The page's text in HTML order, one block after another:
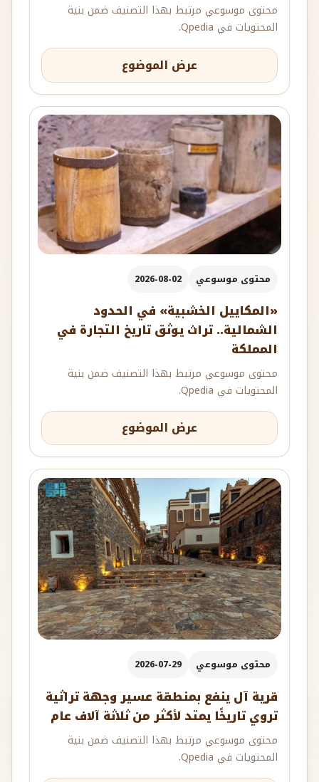
محتوى موسوعي مرتبط بهذا التصنيف ضمن بنية
المحتويات في Qpedia.
عرض الموضوع
محتوى موسوعي 2026-08-02
«المكاييل الخشبية» في الحدود
الشمالية.. تراث يوثق تاريخ التجارة في
المملكة
محتوى موسوعي مرتبط بهذا التصنيف ضمن بنية
المحتويات في Qpedia.
عرض الموضوع
محتوى موسوعي 2026-07-29
قرية آل ينفع بمنطقة عسير وجهة تراثية
تروي تاريخًا يمتد لأكثر من ثلاثة آلاف عام
محتوى موسوعي مرتبط بهذا التصنيف ضمن بنية
المحتويات في Qpedia.